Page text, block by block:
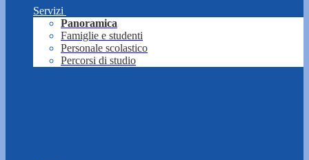
Servizi
Panoramica
Famiglie e studenti
Personale scolastico
Percorsi di studio